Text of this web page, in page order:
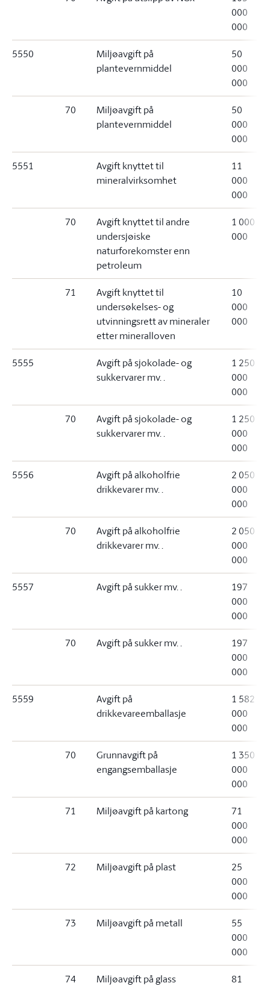
000
000
5550
Miljøavgift på
plantevernmiddel
50
000
000
70
Miljøavgift på
plantevernmiddel
50
000
000
5551
Avgift knyttet til
mineralvirksomhet
11
000
000
70
Avgift knyttet til andre
undersjøiske
naturforekomster enn
petroleum
1 000
000
71
Avgift knyttet til
undersøkelses- og
utvinningsrett av mineraler
etter mineralloven
10
000
000
5555
Avgift på sjokolade- og
sukkervarer mv. .
1 250
000
000
70
Avgift på sjokolade- og
sukkervarer mv. .
1 250
000
000
5556
Avgift på alkoholfrie
drikkevarer mv. .
2 050
000
000
70
Avgift på alkoholfrie
drikkevarer mv. .
2 050
000
000
5557 Avgift på sukker mv. .
197
000
000
70 Avgift på sukker mv. .
197
000
000
5559
Avgift på
drikkevareemballasje
1 582
000
000
70
Grunnavgift på
engangsemballasje
1 350
000
000
71 Miljøavgift på kartong
71
000
000
72 Miljøavgift på plast
25
000
000
73 Miljøavgift på metall
55
000
000
74 Miljøavgift på glass
81